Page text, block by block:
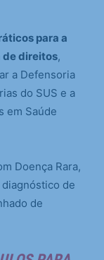
para a
de direitos,
a Defensoria
do SUS e a
em Saúde
Doença Rara,
de
de